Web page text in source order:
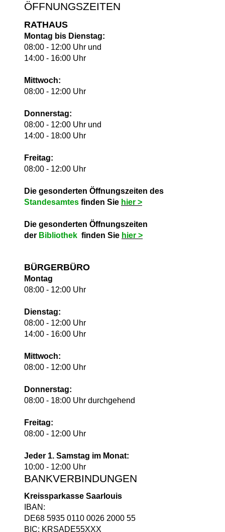
ÖFFNUNGSZEITEN
RATHAUS
Montag bis Dienstag:
08:00 - 12:00 Uhr und
14:00 - 16:00 Uhr
Mittwoch:
08:00 - 12:00 Uhr
Donnerstag:
08:00 - 12:00 Uhr und
14:00 - 18:00 Uhr
Freitag:
08:00 - 12:00 Uhr
Die gesonderten Öffnungszeiten des
Standesamtes finden Sie hier >
Die gesonderten Öffnungszeiten
der Bibliothek finden Sie hier >
BÜRGERBÜRO
Montag
08:00 - 12:00 Uhr
Dienstag:
08:00 - 12:00 Uhr
14:00 - 16:00 Uhr
Mittwoch:
08:00 - 12:00 Uhr
Donnerstag:
08:00 - 18:00 Uhr durchgehend
Freitag:
08:00 - 12:00 Uhr
Jeder 1. Samstag im Monat:
10:00 - 12:00 Uhr
BANKVERBINDUNGEN
Kreissparkasse Saarlouis
IBAN:
DE68 5935 0110 0026 2000 55
BIC: KRSADE55XXX